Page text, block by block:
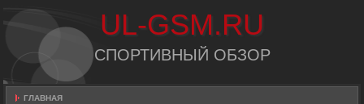
UL-GSM.RU
СПОРТИВНЫЙ ОБЗОР
ГЛАВНАЯ